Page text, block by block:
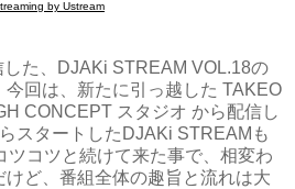
by Ustream
た、 DJAKi STREAM VOL.18の
回は、新たに引っ越した TAKEO
CONCEPT スタジオ から配信し
スタートしたDJAKi STREAMも
ツコツと続けて来た事で、相変わ
ど、番組全体の趣旨と流れは大